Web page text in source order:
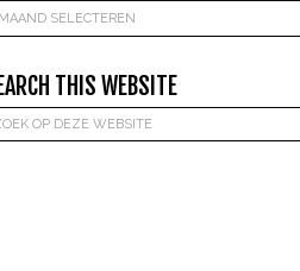
THIS WEBSITE